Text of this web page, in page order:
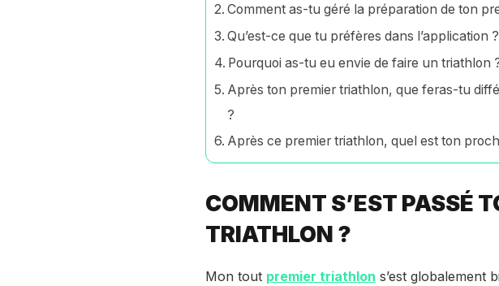
Comment as-tu géré la préparation de ton
Qu’est-ce que tu préfères dans l’application ?
Pourquoi as-tu eu envie de faire un triathlon
Après ton premier triathlon, que feras-tu
?
Après ce premier triathlon, quel est ton
COMMENT S’EST PASSÉ
TRIATHLON ?
Mon tout premier triathlon s’est globalement